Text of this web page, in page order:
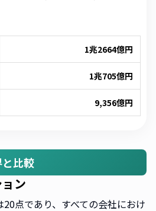
1兆2664億円
1兆705億円
9,356億円
比較
ン
点であり、すべての会社におけ